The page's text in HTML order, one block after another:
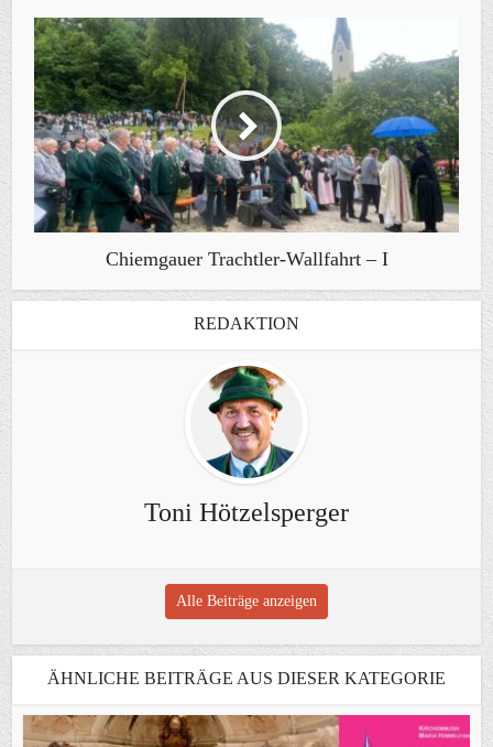
Chiemgauer Trachtler-Wallfahrt – I
REDAKTION
Toni Hötzelsperger
Alle Beiträge anzeigen
ÄHNLICHE BEITRÄGE AUS DIESER KATEGORIE